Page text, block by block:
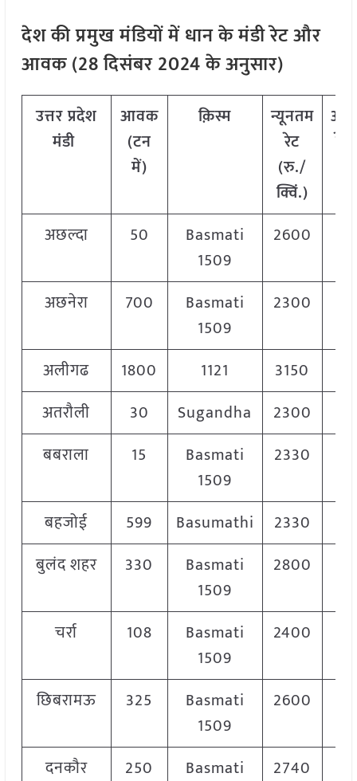
देश की प्रमुख मंडियों में धान के मंडी रेट और
आवक (28दिसंबर2024के अनुसार)
उत्तर प्रदेश
मंडी
आवक
(टन
में)
क़िस्म
न्यूनतम
रेट
(रु./
क्विं.)
अछल्दा 50
Basmati
1509
2600
अछनेरा 700
Basmati
1509
2300
अलीगढ 1800 1121 3150
अतरौली
30 Sugandha 2300
बबराला
15
Basmati
1509
2330
बहजोई 599 Basumathi 2330
बुलंद शहर
330
Basmati
1509
2800
चर्रा 108
Basmati
1509
2400
छिबरामऊ 325
Basmati
1509
2600
दनकौर 250
Basmati
2740